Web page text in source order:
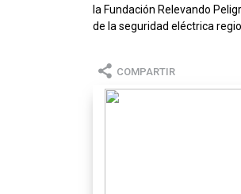
la Fundación Relevando
de la seguridad eléctrica
COMPARTIR